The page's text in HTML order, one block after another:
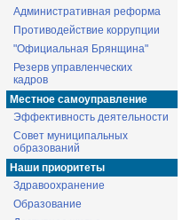
Административная реформа
Противодействие коррупции
"Официальная Брянщина"
Резерв управленческих
кадров
Местное самоуправление
Эффективность деятельности
Совет муниципальных
образований
Наши приоритеты
Здравоохранение
Образование